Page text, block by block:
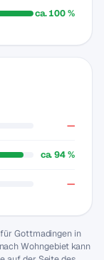
ca. 100 %
—
ca. 94 %
—
Gottmadingen in
Wohngebiet kann